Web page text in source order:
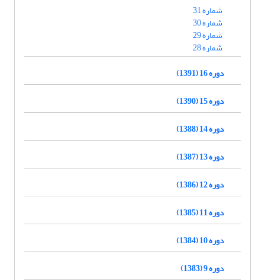
شماره 31
شماره 30
شماره 29
شماره 28
دوره 16 (1391)
دوره 15 (1390)
دوره 14 (1388)
دوره 13 (1387)
دوره 12 (1386)
دوره 11 (1385)
دوره 10 (1384)
دوره 9 (1383)